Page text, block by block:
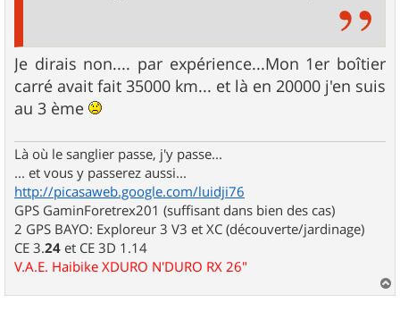
Je dirais non.... par expérience...Mon 1er boîtier
carré avait fait 35000 km... et là en 20000 j'en suis
au 3 ème
Là où le sanglier passe, j'y passe...
... et vous y passerez aussi...
http://picasaweb.google.com/luidji76
GPS GaminForetrex201 (suffisant dans bien des cas)
2 GPS BAYO: Exploreur 3 V3 et XC (découverte/jardinage)
CE 3.24 et CE 3D 1.14
V.A.E. Haibike XDURO N'DURO RX 26"
a